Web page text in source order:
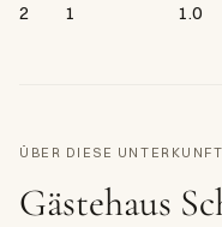
2 1 1.0
ÜBER DIESE UNTERKUNFT
Gästehaus